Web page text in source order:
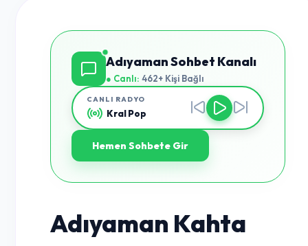
Adıyaman Sohbet Kanalı
● Canlı: 462+ Kişi Bağlı
CANLI RADYO
Kral Pop
Hemen Sohbete Gir
Adıyaman Kahta